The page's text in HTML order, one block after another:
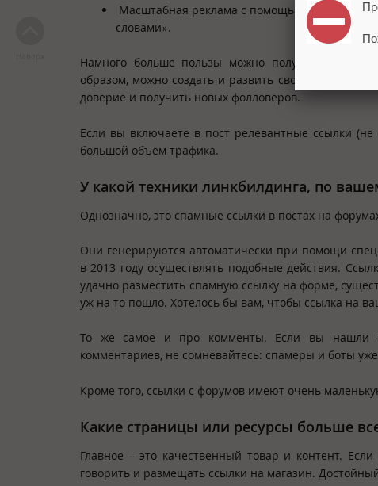
Масштабная реклама с помощью статей или
словами ».
Намного больше пользы можно получить, если
образом, можно создать и развить свой профиль на
доверие и получить новых фолловеров.
Если вы включаете в пост релевантные ссылки
большой объем трафика.
У какой техники линкбилдинга, по
Однозначно, это спамные ссылки в постах на
Они генерируются автоматически при помощи
в 2013 году осуществлять подобные действия.
удачно разместить спамную ссылку на форме,
уж на то пошло. Хотелось бы вам, чтобы ссылка на
То же самое и про комменты. Если вы нашли
комментариев, не сомневайтесь: спамеры и боты
Кроме того, ссылки с форумов имеют очень
Какие страницы или ресурсы больше
Главное – это качественный товар и контент.
говорить и размещать ссылки на магазин.